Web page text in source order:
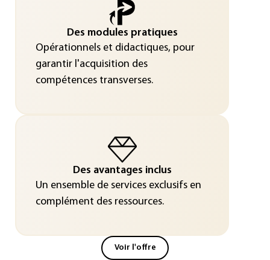
Des modules pratiques
Opérationnels et didactiques, pour
garantir l'acquisition des
compétences transverses.
Des avantages inclus
Un ensemble de services exclusifs en
complément des ressources.
Voir l'offre